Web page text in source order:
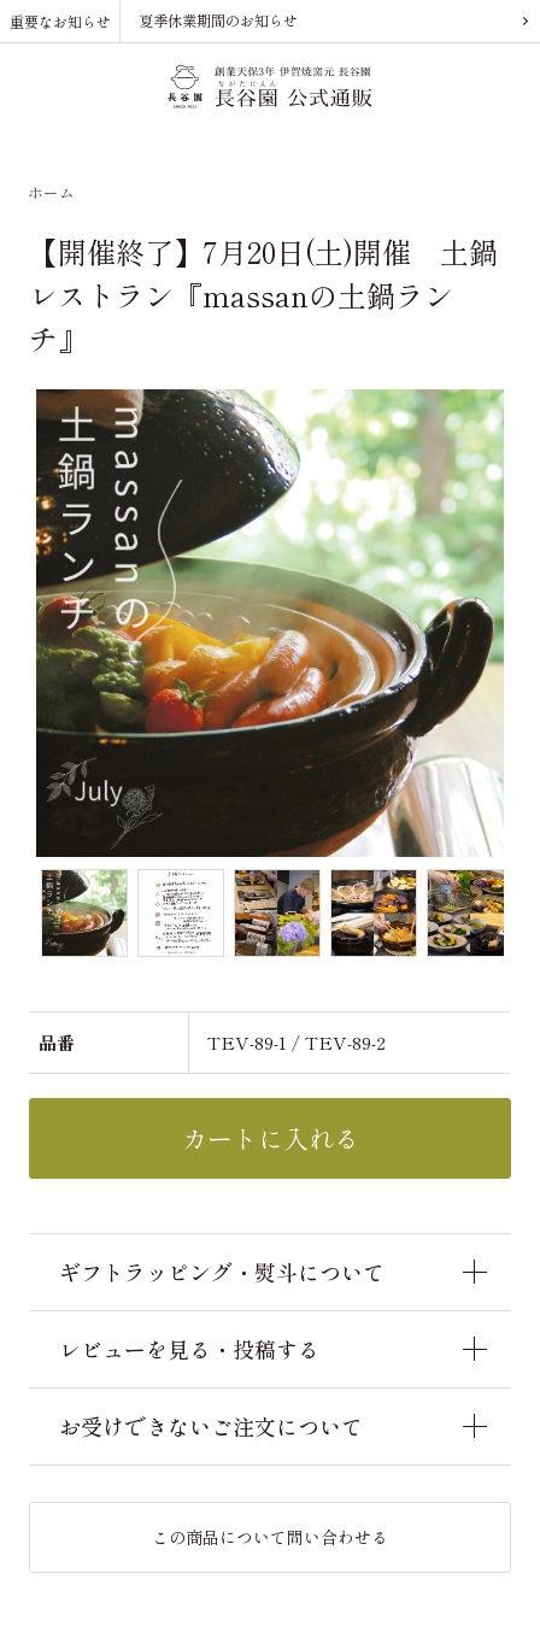
重要なお知らせ 夏季休業期間のお知らせ
ホーム
【開催終了】7月20日(土)開催 土鍋
レストラン『massanの土鍋ラン
チ』
品番 TEV-89-1 / TEV-89-2
カートに入れる
ギフトラッピング・熨斗について
レビューを見る・投稿する
お受けできないご注文について
この商品について問い合わせる